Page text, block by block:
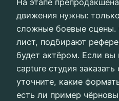
На этапе
движения нужны:
сложные боевые
лист, подбирают
будет актёром. Если вы
capture студия
уточните, какие
есть ли пример